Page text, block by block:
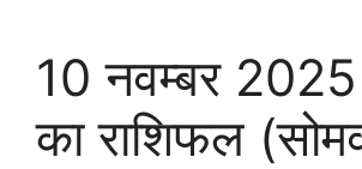
10 नवम्बर
का राशिफल